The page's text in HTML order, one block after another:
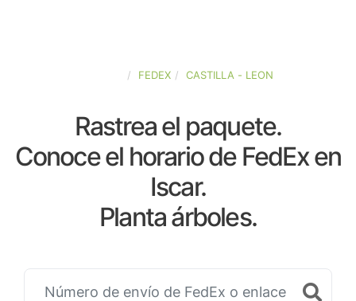
FEDEX CASTILLA - LEON
Rastrea el paquete.
Conoce el horario de FedEx en
Iscar.
Planta árboles.